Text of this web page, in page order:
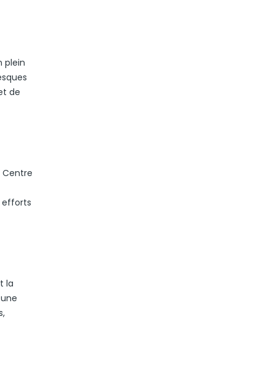
plein
de
Centre
efforts
la